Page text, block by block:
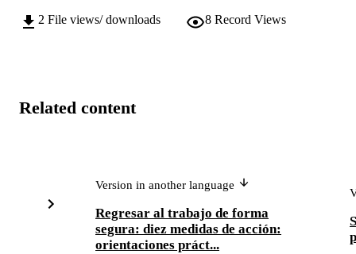
2 File views/ downloads 8 Record Views
Related content
Version in another language
Regresar al trabajo de forma
segura: diez medidas de acción:
orientaciones práct...